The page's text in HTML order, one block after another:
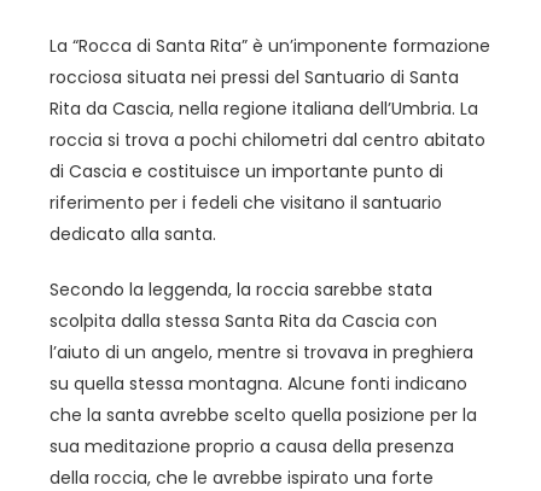
La “Rocca di Santa Rita” è un’imponente formazione
rocciosa situata nei pressi del Santuario di Santa
Rita da Cascia, nella regione italiana dell’Umbria. La
roccia si trova a pochi chilometri dal centro abitato
di Cascia e costituisce un importante punto di
riferimento per i fedeli che visitano il santuario
dedicato alla santa.
Secondo la leggenda, la roccia sarebbe stata
scolpita dalla stessa Santa Rita da Cascia con
l’aiuto di un angelo, mentre si trovava in preghiera
su quella stessa montagna. Alcune fonti indicano
che la santa avrebbe scelto quella posizione per la
sua meditazione proprio a causa della presenza
della roccia, che le avrebbe ispirato una forte